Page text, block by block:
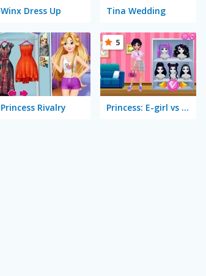
Winx Dress Up Tina Wedding
Princess Rivalry Princess: E-girl vs Softgirl
5